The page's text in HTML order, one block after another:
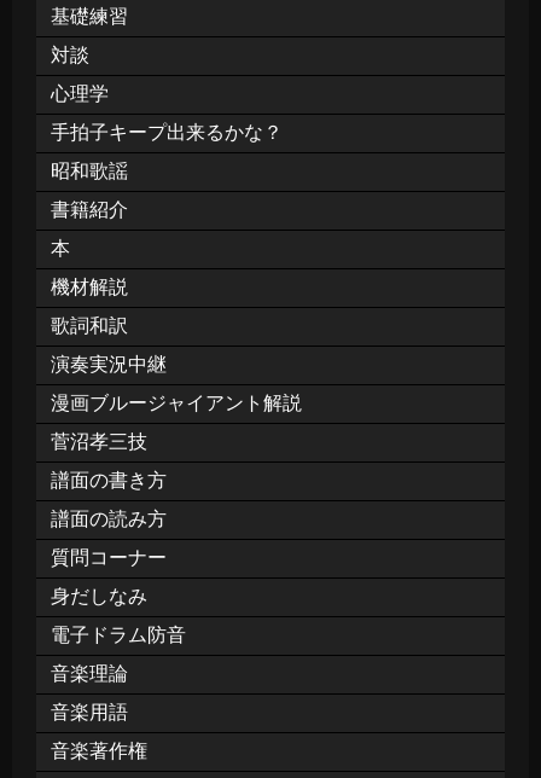
基礎練習
対談
心理学
手拍子キープ出来るかな？
昭和歌謡
書籍紹介
本
機材解説
歌詞和訳
演奏実況中継
漫画ブルージャイアント解説
菅沼孝三技
譜面の書き方
譜面の読み方
質問コーナー
身だしなみ
電子ドラム防音
音楽理論
音楽用語
音楽著作権